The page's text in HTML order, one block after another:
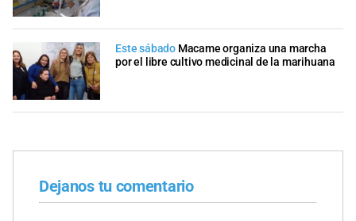
Este sábado Macame organiza una marcha
por el libre cultivo medicinal de la marihuana
Dejanos tu comentario